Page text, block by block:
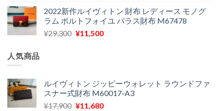
で
し
た。
¥11,580
で
す。
価
格
は
の
価
格
2022新作ルイヴィトン 財布 レディース モノグ
ラム ポルトフォイユ パラス財布 M67478
¥29,300 元
¥29,300
で
し
¥11,500現
は
¥11,500
で
人気商品
ルイヴィトン ジッピーウォレット ラウンドファ
スナー式財布 M60017-A3
¥17,900 元
¥11,680現